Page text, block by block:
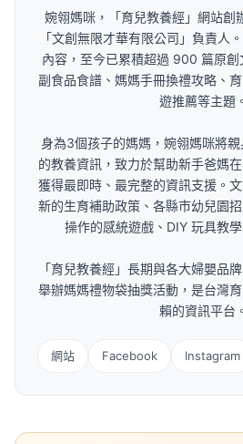
婉翎媽咪，「育兒教養經」網站創
「文創無限才華有限公司」負責人
內容，至今已累積超過 900 篇原創
副食品食譜、媽媽手冊換禮攻略、
遊推薦等主題。
身為3個孩子的媽媽，婉翎媽咪將
的教養資訊，致力於幫助新手爸媽
獲得最即時、最完整的資訊支援。
新的生育補助政策、各縣市幼兒園
操作的感統遊戲、DIY 玩具教
「育兒教養經」長期與各大婦嬰品
舉辦媽媽禮物袋抽獎活動，是台灣
賴的資訊平台。
網站 Facebook Instagram